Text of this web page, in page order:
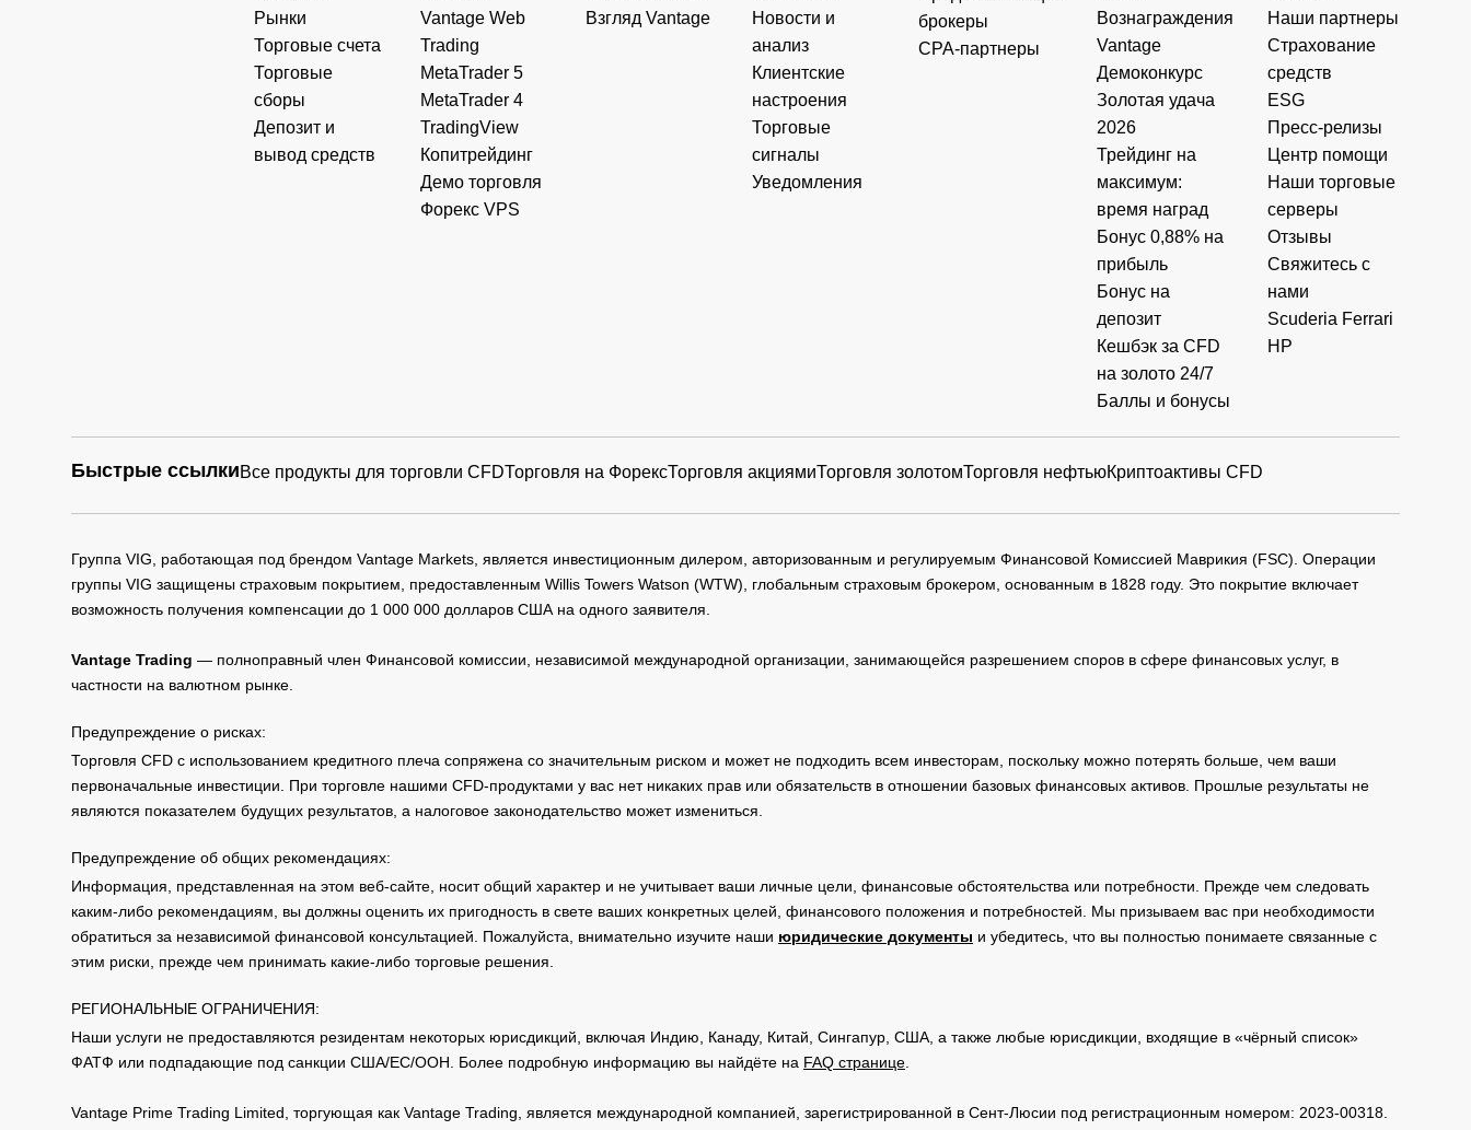
Рынки
Торговые счета
Торговые
сборы
Депозит и
вывод средств
Vantage Web
Trading
MetaTrader 5
MetaTrader 4
TradingView
Копитрейдинг
Демо торговля
Форекс VPS
Взгляд Vantage
Новости и
анализ
Клиентские
настроения
Торговые
сигналы
Уведомления
брокеры
CPA-партнеры
Вознаграждения
Vantage
Демоконкурс
Золотая удача
2026
Трейдинг на
максимум:
время наград
Бонус 0,88% на
прибыль
Бонус на
депозит
Кешбэк за CFD
на золото 24/7
Баллы и бонусы
Наши партнеры
Страхование
средств
ESG
Пресс-релизы
Центр помощи
Наши торговые
серверы
Отзывы
Свяжитесь с
нами
Scuderia Ferrari
HP
Быстрые ссылкиВсе продукты для торговли CFDТорговля на ФорексТорговля акциямиТорговля золотомТорговля нефтьюКриптоактивы CFD
Группа VIG, работающая под брендом Vantage Markets, является инвестиционным дилером, авторизованным и регулируемым Финансовой Комиссией Маврикия (FSC). Операции
группы VIG защищены страховым покрытием, предоставленным Willis Towers Watson (WTW), глобальным страховым брокером, основанным в 1828 году. Это покрытие включает
возможность получения компенсации до 1 000 000 долларов США на одного заявителя.
Vantage Trading — полноправный член Финансовой комиссии, независимой международной организации, занимающейся разрешением споров в сфере финансовых услуг, в
частности на валютном рынке.
Предупреждение о рисках:
Торговля CFD с использованием кредитного плеча сопряжена со значительным риском и может не подходить всем инвесторам, поскольку можно потерять больше, чем ваши
первоначальные инвестиции. При торговле нашими CFD-продуктами у вас нет никаких прав или обязательств в отношении базовых финансовых активов. Прошлые результаты не
являются показателем будущих результатов, а налоговое законодательство может измениться.
Предупреждение об общих рекомендациях:
Информация, представленная на этом веб-сайте, носит общий характер и не учитывает ваши личные цели, финансовые обстоятельства или потребности. Прежде чем следовать
каким-либо рекомендациям, вы должны оценить их пригодность в свете ваших конкретных целей, финансового положения и потребностей. Мы призываем вас при необходимости
обратиться за независимой финансовой консультацией. Пожалуйста, внимательно изучите наши юридические документы и убедитесь, что вы полностью понимаете связанные с
этим риски, прежде чем принимать какие-либо торговые решения.
РЕГИОНАЛЬНЫЕ ОГРАНИЧЕНИЯ:
Наши услуги не предоставляются резидентам некоторых юрисдикций, включая Индию, Канаду, Китай, Сингапур, США, а также любые юрисдикции, входящие в «чёрный список»
ФАТФ или подпадающие под санкции США/ЕС/ООН. Более подробную информацию вы найдёте на FAQ странице
Vantage Prime Trading Limited, торгующая как Vantage Trading, является международной компанией, зарегистрированной в Сент-Люсии под регистрационным номером: 2023-00318.